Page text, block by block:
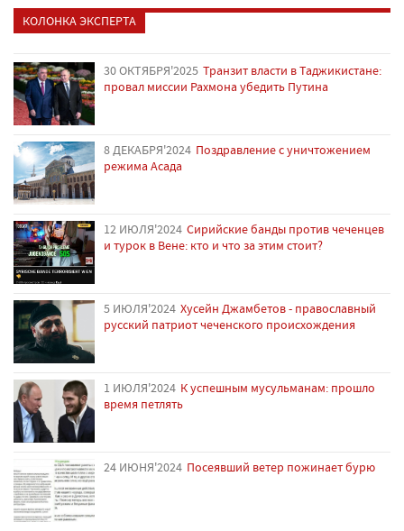
КОЛОНКА ЭКСПЕРТА
30 ОКТЯБРЯ'2025 Транзит власти в Таджикистане:
провал миссии Рахмона убедить Путина
8 ДЕКАБРЯ'2024 Поздравление с уничтожением
режима Асада
12 ИЮЛЯ'2024 Сирийские банды против чеченцев
и турок в Вене: кто и что за этим стоит?
5 ИЮЛЯ'2024 Хусейн Джамбетов - православный
русский патриот чеченского происхождения
1 ИЮЛЯ'2024 К успешным мусульманам: прошло
время петлять
24 ИЮНЯ'2024 Посеявший ветер пожинает бурю